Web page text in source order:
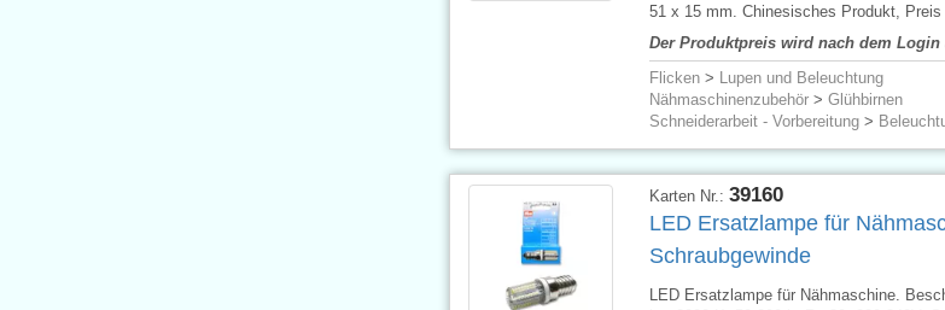
51 x 15 mm. Chinesisches Produkt, Preis
Der Produktpreis wird nach dem Login
Flicken> Lupen und Beleuchtung
Nähmaschinenzubehör> Glühbirnen
Schneiderarbeit - Vorbereitung>
Karten Nr.: 39160
LED Ersatzlampe für
Schraubgewinde
LED Ersatzlampe für Nähmaschine.